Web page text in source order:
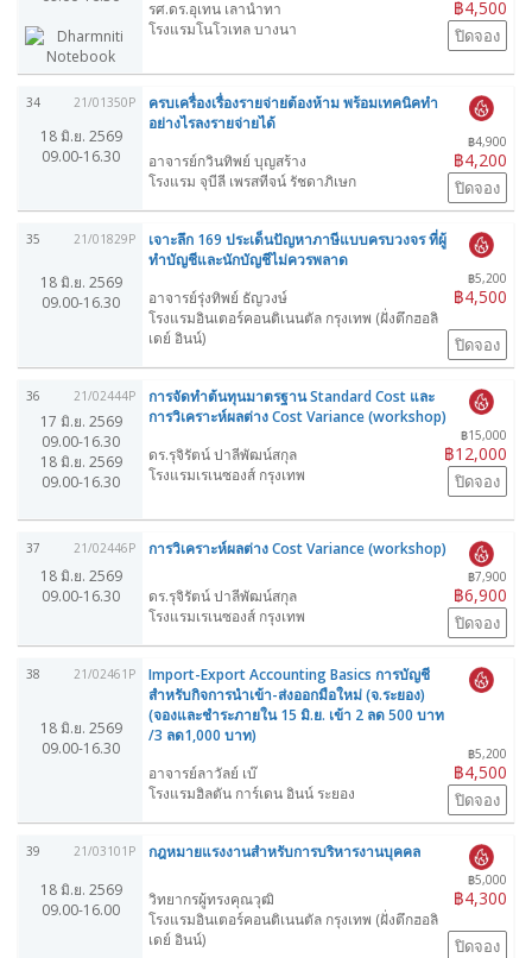
฿4,500
รศ.ดร.อุเทน เลานำทา
โรงแรมโนโวเทล บางนา
ปิดจอง
34 21/01350P
18 มิ.ย. 2569
09.00-16.30
ครบเครื่องเรื่องรายจ่ายต้องห้าม พร้อมเทคนิคทำ
อย่างไรลงรายจ่ายได้
฿4,900
฿4,200
อาจารย์กวินทิพย์ บุญสร้าง
โรงแรม จุบีลี เพรสทีจน์ รัชดาภิเษก
ปิดจอง
35 21/01829P
18 มิ.ย. 2569
09.00-16.30
เจาะลึก 169 ประเด็นปัญหาภาษีแบบครบวงจร ที่ผู้
ทำบัญชีและนักบัญชีไม่ควรพลาด
฿5,200
฿4,500
อาจารย์รุ่งทิพย์ ธัญวงษ์
โรงแรมอินเตอร์คอนติเนนตัล กรุงเทพ (ฝั่งตึกฮอลิ
เดย์ อินน์)
ปิดจอง
36 21/02444P
17 มิ.ย. 2569
09.00-16.30
18 มิ.ย. 2569
09.00-16.30
การจัดทำต้นทุนมาตรฐาน Standard Cost และ
การวิเคราะห์ผลต่าง Cost Variance (workshop)
฿15,000
฿12,000
ดร.รุจิรัตน์ ปาลีพัฒน์สกุล
โรงแรมเรเนซองส์ กรุงเทพ
ปิดจอง
37 21/02446P
18 มิ.ย. 2569
09.00-16.30
การวิเคราะห์ผลต่าง Cost Variance (workshop)
฿7,900
฿6,900
ดร.รุจิรัตน์ ปาลีพัฒน์สกุล
โรงแรมเรเนซองส์ กรุงเทพ
ปิดจอง
38 21/02461P
18 มิ.ย. 2569
09.00-16.30
Import-Export Accounting Basics การบัญชี
สำหรับกิจการนำเข้า-ส่งออกมือใหม่ (จ.ระยอง)
(จองและชำระภายใน 15 มิ.ย. เข้า 2 ลด 500 บาท
/3 ลด1,000 บาท)
฿5,200
฿4,500
อาจารย์ลาวัลย์ เบ๊
โรงแรมฮิลตัน การ์เดน อินน์ ระยอง
ปิดจอง
39 21/03101P
18 มิ.ย. 2569
09.00-16.00
กฎหมายแรงงานสำหรับการบริหารงานบุคคล
฿5,000
฿4,300
วิทยากรผู้ทรงคุณวุฒิ
โรงแรมอินเตอร์คอนติเนนตัล กรุงเทพ (ฝั่งตึกฮอลิ
เดย์ อินน์)
ปิดจอง